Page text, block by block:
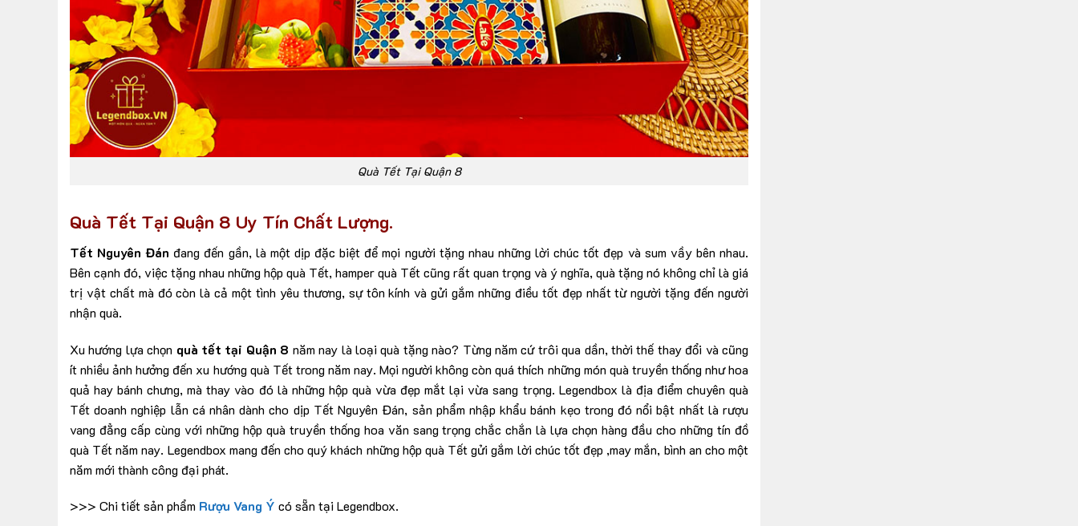
Quà Tết Tại Quận 8
Quà Tết Tại Quận 8 Uy Tín Chất Lượng.
Tết Nguyên Đán đang đến gần, là một dịp đặc biệt để mọi người tặng nhau những lời chúc tốt đẹp và sum vầy bên nhau.
Bên cạnh đó, việc tặng nhau những hộp quà Tết, hamper quà Tết cũng rất quan trọng và ý nghĩa, quà tặng nó không chỉ là giá
trị vật chất mà đó còn là cả một tình yêu thương, sự tôn kính và gửi gắm những điều tốt đẹp nhất từ người tặng đến người
nhận quà.
Xu hướng lựa chọn quà tết tại Quận 8 năm nay là loại quà tặng nào? Từng năm cứ trôi qua dần, thời thế thay đổi và cũng
ít nhiều ảnh hưởng đến xu hướng quà Tết trong năm nay. Mọi người không còn quá thích những món quà truyền thống như hoa
quả hay bánh chưng, mà thay vào đó là những hộp quà vừa đẹp mắt lại vừa sang trọng. Legendbox là địa điểm chuyên quà
Tết doanh nghiệp lẫn cá nhân dành cho dịp Tết Nguyên Đán, sản phẩm nhập khẩu bánh kẹo trong đó nổi bật nhất là rượu
vang đẳng cấp cùng với những hộp quà truyền thống hoa văn sang trọng chắc chắn là lựa chọn hàng đầu cho những tín đồ
quà Tết năm nay. Legendbox mang đến cho quý khách những hộp quà Tết gửi gắm lời chúc tốt đẹp ,may mắn, bình an cho một
năm mới thành công đại phát.
>>> Chi tiết sản phẩm Rượu Vang Ý có sẵn tại Legendbox.